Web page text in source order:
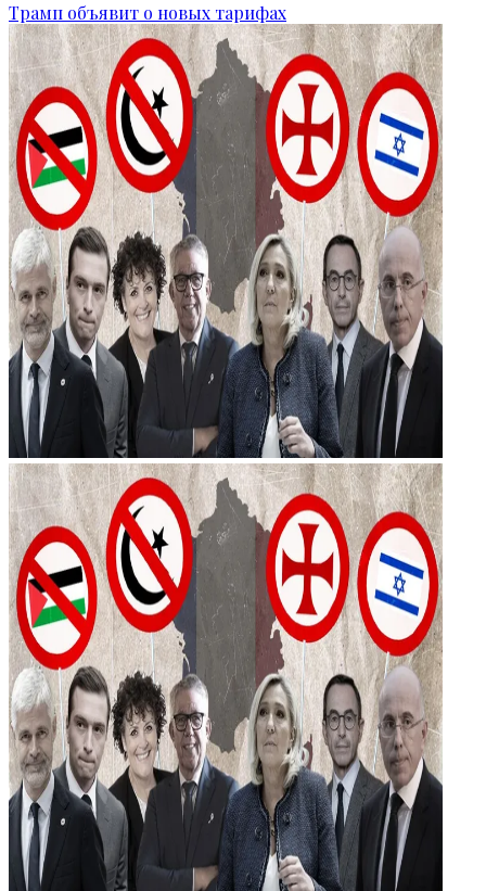
Трамп объявит о новых тарифах